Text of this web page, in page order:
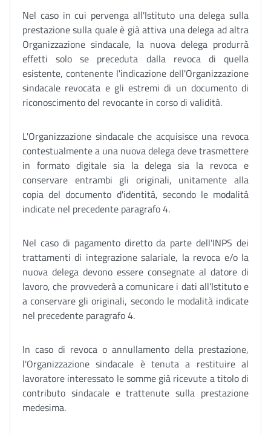
Nel caso in cui pervenga all'Istituto una delega sulla
prestazione sulla quale è già attiva una delega ad altra
Organizzazione sindacale, la nuova delega produrrà
effetti solo se preceduta dalla revoca di quella
esistente, contenente l'indicazione dell'Organizzazione
sindacale revocata e gli estremi di un documento di
riconoscimento del revocante in corso di validità.
L'Organizzazione sindacale che acquisisce una revoca
contestualmente a una nuova delega deve trasmettere
in formato digitale sia la delega sia la revoca e
conservare entrambi gli originali, unitamente alla
copia del documento d'identità, secondo le modalità
indicate nel precedente paragrafo 4.
Nel caso di pagamento diretto da parte dell'INPS dei
trattamenti di integrazione salariale, la revoca e/o la
nuova delega devono essere consegnate al datore di
lavoro, che provvederà a comunicare i dati all'Istituto e
a conservare gli originali, secondo le modalità indicate
nel precedente paragrafo 4.
In caso di revoca o annullamento della prestazione,
l'Organizzazione sindacale è tenuta a restituire al
lavoratore interessato le somme già ricevute a titolo di
contributo sindacale e trattenute sulla prestazione
medesima.